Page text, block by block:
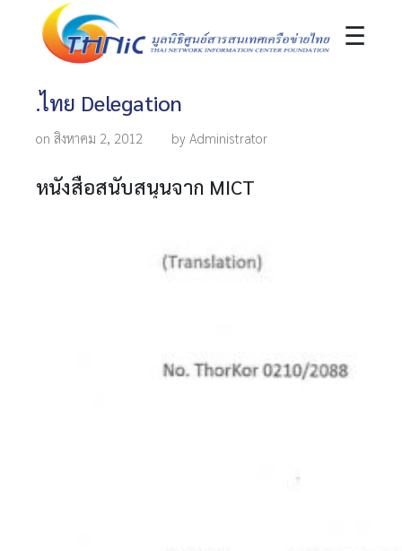
☰
.ไทย Delegation
on สิงหาคม 2, 2012 by Administrator
หนังสือสนับสนุนจาก MICT